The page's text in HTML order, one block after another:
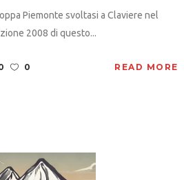
Piemonte svoltasi a Claviere nel
2008 di questo...
0 READ MORE